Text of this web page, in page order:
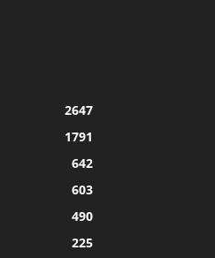
2647
1791
642
603
490
225